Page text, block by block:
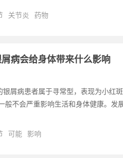
关节炎 药物
病会给身体带来什么影响
屑病患者属于寻常型，表现为小红
般不会严重影响生活和身体健康。发
可能 影响